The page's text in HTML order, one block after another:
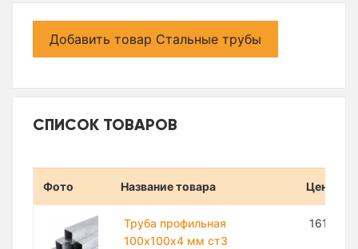
Добавить товар Стальные трубы
СПИСОК ТОВАРОВ
Фото Название товара Цена
Труба профильная
100х100х4 мм ст3
161 950